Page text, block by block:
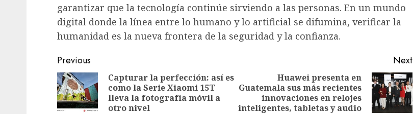
garantizar que la tecnología continúe sirviendo a las personas. En un mundo
digital donde la línea entre lo humano y lo artificial se difumina, verificar la
humanidad es la nueva frontera de la seguridad y la confianza.
Post
navigation
Previous
Previous
post:
Capturar la perfección: así es
como la Serie Xiaomi 15T
lleva la fotografía móvil a
otro nivel
Next
Next
post:
Huawei presenta en
Guatemala sus más recientes
innovaciones en relojes
inteligentes, tabletas y audio